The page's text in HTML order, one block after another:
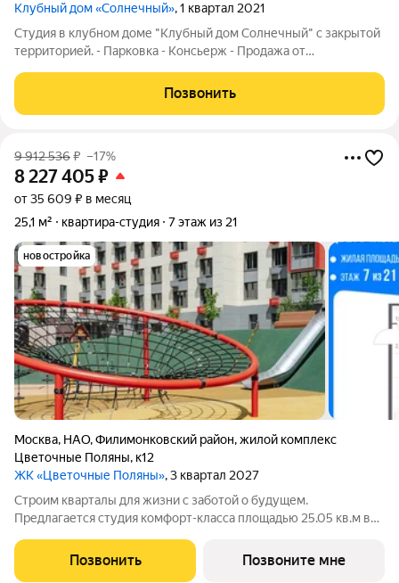
Клубный дом «Солнечный», 1 квартал 2021
Студия в клубном доме "Клубный дом Солнечный" с закрытой
территорией. - Парковка - Консьерж - Продажа от
(решаемо, аккредитив, деньги только после снятия
обременений).Подходит под ипотеку.
Позвонить
9 912 536₽ –17%
8 227 405₽
от 35 609 ₽ в месяц
25,1 м²
квартира-студия 7 этаж из 21
новостройка
Москва, НАО,Филимонковский район,жилой комплекс
Цветочные Поляны, к12
ЖК «Цветочные Поляны», 3 квартал 2027
Строим кварталы для жизни с заботой о будущем.
Предлагается студия комфорт-класса площадью 25.05 кв.м в
комплексе "Цветочные Поляны".Застройщик сдает квартиры с
отделкой в нескольких вариантах:
Позвонить Позвоните мне